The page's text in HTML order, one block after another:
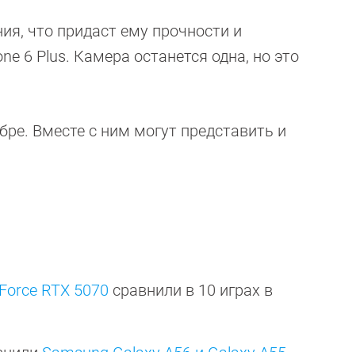
что придаст ему прочности и
6 Plus. Камера останется одна, но это
Вместе с ним могут представить и
RTX 5070 сравнили в 10 играх в